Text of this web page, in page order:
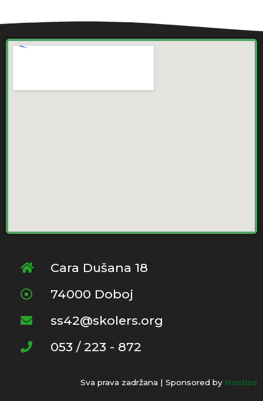
Cara Dušana 18
74000 Doboj
ss42@skolers.org
053 / 223 - 872
Sva prava zadržana | Sponsored by Hostiso